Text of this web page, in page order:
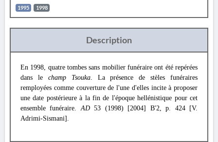
1995 1998
Description
En 1998, quatre tombes sans mobilier funéraire ont été repérées
dans le champ Tsouka. La présence de stèles funéraires
remployées comme couverture de l'une d'elles incite à proposer
une date postérieure à la fin de l'époque hellénistique pour cet
ensemble funéraire.AD53 (1998) [2004] B'2, p. 424 [V.
Adrimi-Sismani].